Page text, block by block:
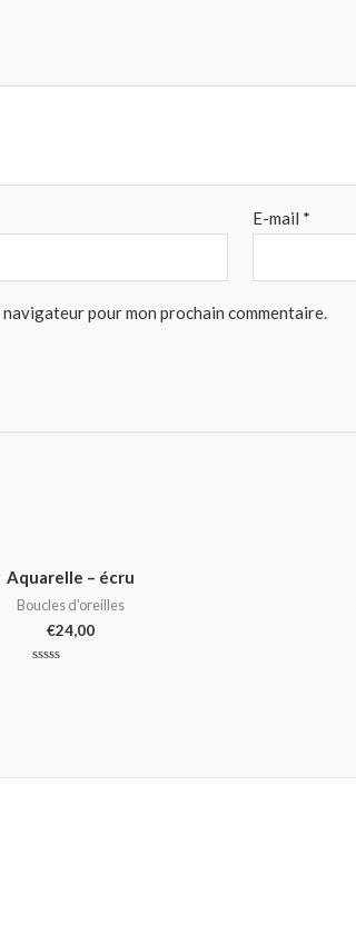
E-mail *
pour mon prochain commentaire.
Aquarelle – écru
Boucles d'oreilles
€24,00